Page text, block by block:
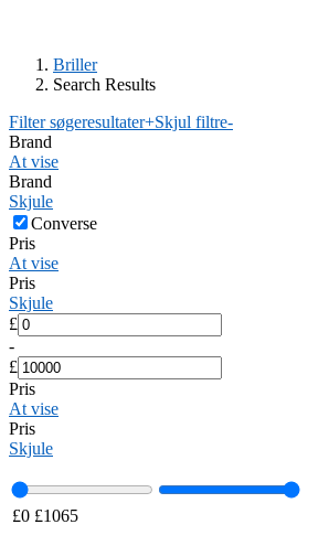
Briller
Search Results
Filter søgeresultater+Skjul filtre-
Brand
At vise
Brand
Skjule
Converse
Pris
At vise
Pris
Skjule
£
-
£
Pris
At vise
Pris
Skjule
£0 £1065